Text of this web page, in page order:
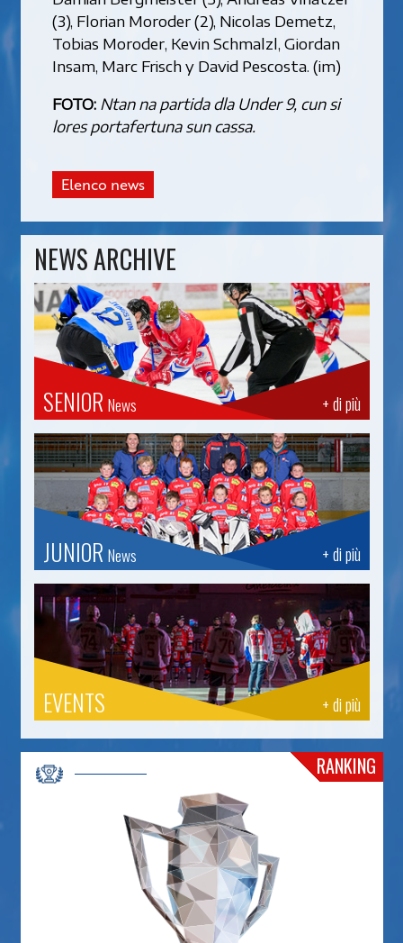
(3), Florian Moroder (2), Nicolas Demetz,
Tobias Moroder, Kevin Schmalzl, Giordan
Insam, Marc Frisch y David Pescosta. (im)
FOTO: Ntan na partida dla Under 9, cun si
lores portafertuna sun cassa.
Elenco news
NEWS ARCHIVE
+ di più
SENIOR News
+ di più
JUNIOR News
+ di più
EVENTS
RANKING